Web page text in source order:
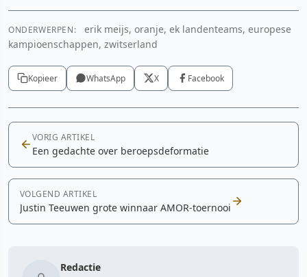
ONDERWERPEN:
erik meijs, oranje, ek landenteams, europese
kampioenschappen, zwitserland
Kopieer WhatsApp X Facebook
VORIG ARTIKEL
Een gedachte over beroepsdeformatie
VOLGEND ARTIKEL
Justin Teeuwen grote winnaar AMOR-toernooi
Redactie